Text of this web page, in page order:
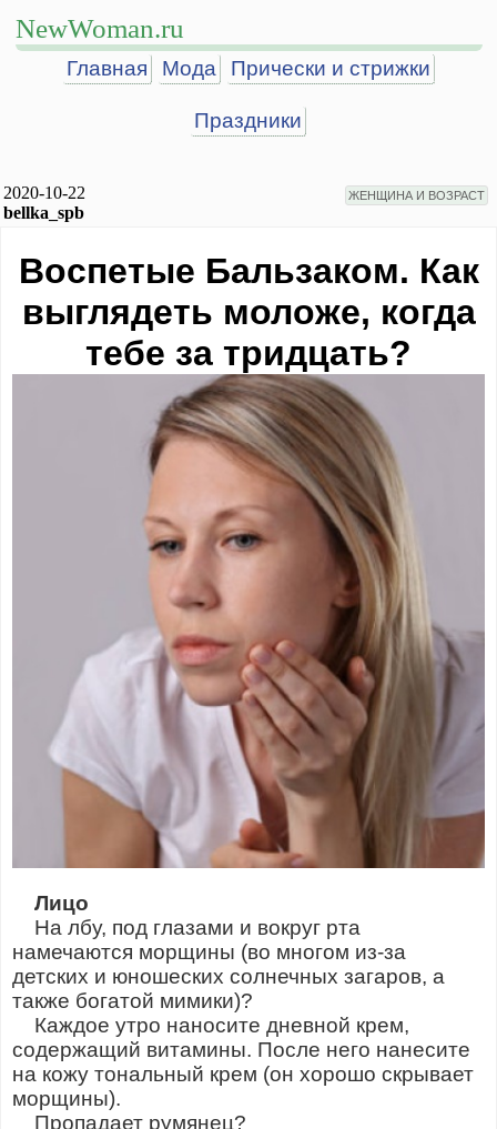
NewWoman.ru
Главная Мода Прически и стрижки
Праздники
2020-10-22
bellka_spb
ЖЕНЩИНА И ВОЗРАСТ
Воспетые Бальзаком. Как
выглядеть моложе, когда
тебе за тридцать?
Лицо
На лбу, под глазами и вокруг рта
намечаются морщины (во многом из-за
детских и юношеских солнечных загаров, а
также богатой мимики)?
Каждое утро наносите дневной крем,
содержащий витамины. После него нанесите
на кожу тональный крем (он хорошо скрывает
морщины).
Пропадает румянец?